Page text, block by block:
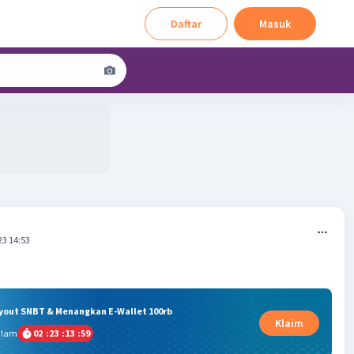
Daftar Masuk
14:53
SNBT & Menangkan E-Wallet 100rb
02 :23 :13 :59
Klaim